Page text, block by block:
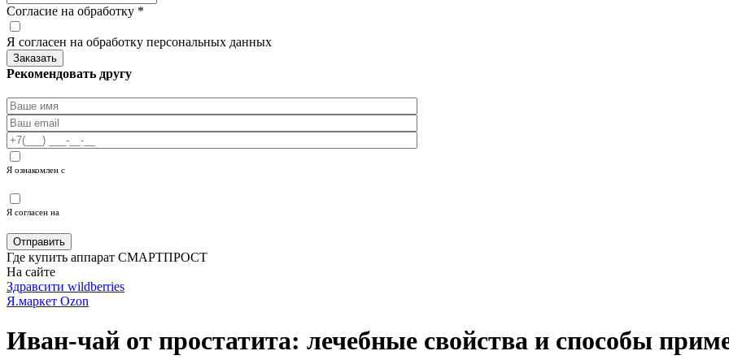
Согласие на обработку *
Я согласен на обработку персональных данных
Рекомендовать другу
Я ознакомлен с
Я согласен на
Где купить аппарат СМАРТПРОСТ
На сайте
Здравсити wildberries
Я.маркет Ozon
Иван-чай от простатита: лечебные свойства и способы